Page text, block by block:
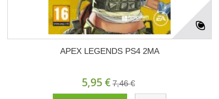
APEX LEGENDS PS4 2MA
5,95 € 7,46 €